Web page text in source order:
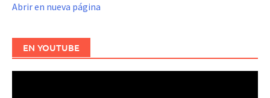
Abrir en nueva página
EN YOUTUBE